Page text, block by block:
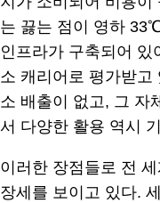
는 끓는 점이 영하
인프라가 구축되어
소 캐리어로 평가받고
소 배출이 없고, 그 자
서 다양한 활용 역시
이러한 장점들로 전
장세를 보이고 있다.